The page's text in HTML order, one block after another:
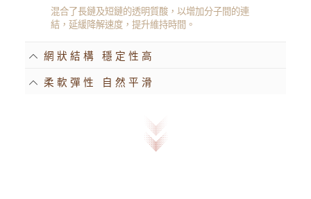
混合了長鏈及短鏈的透明質酸，以增加分子間的連
結，延緩降解速度，提升維持時間。
網狀結構 穩定性高
柔軟彈性 自然平滑